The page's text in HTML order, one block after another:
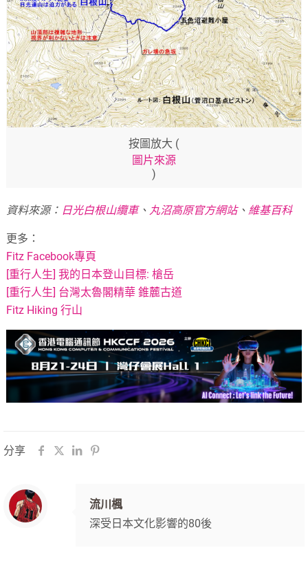
按圖放大 (
圖片來源
)
資料來源： 日光白根山纜車、 丸沼高原官方網站、 維基百科
更多：
Fitz Facebook專頁
[重行人生] 我的日本登山目標: 槍岳
[重行人生] 台灣太魯閣精華 錐麓古道
Fitz Hiking 行山
分享
流川楓
深受日本文化影響的80後